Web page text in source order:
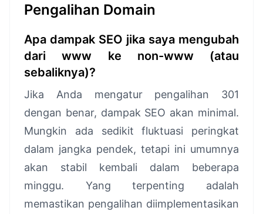
Pengalihan Domain
Apa dampak SEO jika saya mengubah
dari www ke non-www (atau
sebaliknya)?
Jika Anda mengatur pengalihan 301
dengan benar, dampak SEO akan minimal.
Mungkin ada sedikit fluktuasi peringkat
dalam jangka pendek, tetapi ini umumnya
akan stabil kembali dalam beberapa
minggu. Yang terpenting adalah
memastikan pengalihan diimplementasikan